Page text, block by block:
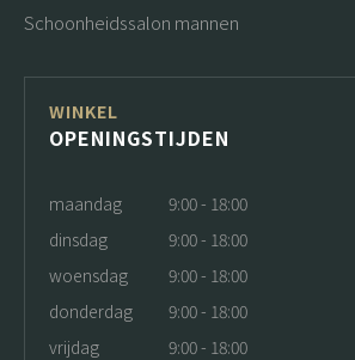
Schoonheidssalon mannen
WINKEL
OPENINGSTIJDEN
maandag
9:00 - 18:00
dinsdag
9:00 - 18:00
woensdag
9:00 - 18:00
donderdag
9:00 - 18:00
vrijdag
9:00 - 18:00